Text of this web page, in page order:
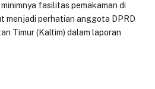
fasilitas pemakaman di
menjadi perhatian anggota DPRD
Timur (Kaltim) dalam laporan